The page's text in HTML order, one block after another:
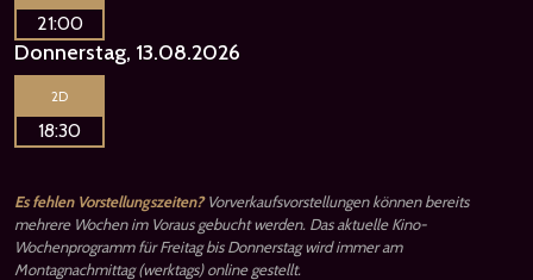
21:00
Donnerstag, 13.08.2026
2D
18:30
Es fehlen Vorstellungszeiten?Vorverkaufsvorstellungen können bereits
mehrere Wochen im Voraus gebucht werden. Das aktuelle Kino-
Wochenprogramm für Freitag bis Donnerstag wird immer am
Montagnachmittag (werktags) online gestellt.